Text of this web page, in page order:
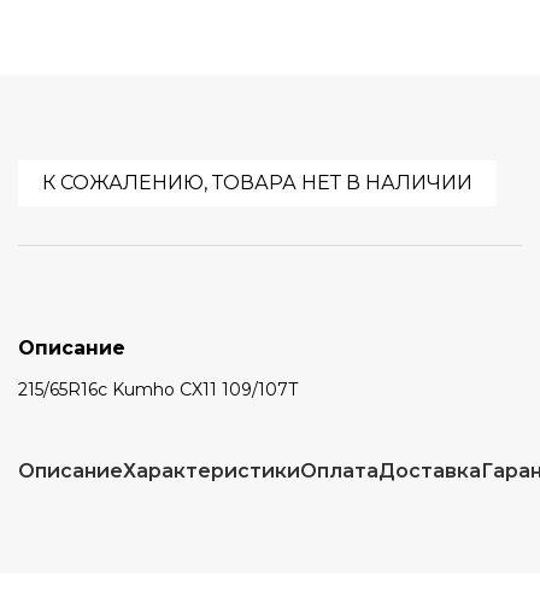
К СОЖАЛЕНИЮ, ТОВАРА НЕТ В НАЛИЧИИ
Описание
215/65R16c Kumho CX11 109/107T
ОписаниеХарактеристикиОплатаДоставка